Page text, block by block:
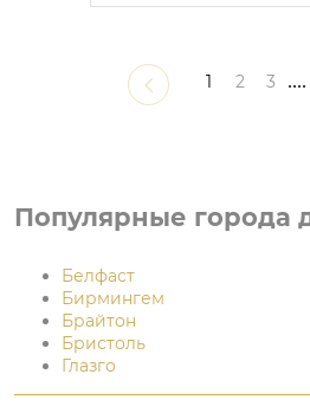
1 2 3 ....
Популярные города
Белфаст
Бирмингем
Брайтон
Бристоль
Глазго